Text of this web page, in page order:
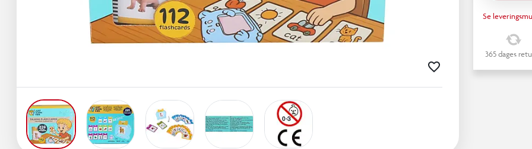
Se
365 dages